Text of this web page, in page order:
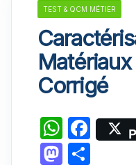
TEST & QCM MÉTIER
Corrigé
W
h
F
a
M